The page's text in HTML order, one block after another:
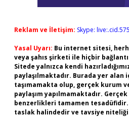
Reklam ve İletişim: Skype:
Yasal Uyarı: Bu internet sitesi,
veya şahıs şirketi ile hiçbir
Sitede yalnızca kendi
paylaşılmaktadır. Burada yer
taşımamakta olup, gerçek kurum
paylaşım yapılmamaktadır.
benzerlikleri tamamen
taslak halindedir ve tavsiye niteliği